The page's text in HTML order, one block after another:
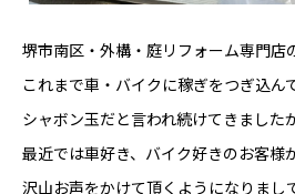
堺市南区・外構・庭リフォーム専門
これまで車・バイクに稼ぎをつぎ込ん
シャボン玉だと言われ続けてきました
最近では車好き、バイク好きのお客様
沢山お声をかけて頂くようになりまし